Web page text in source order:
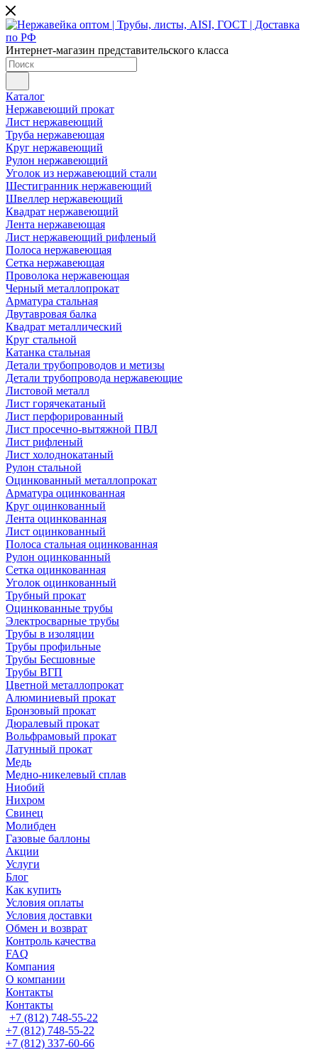
Интернет-магазин представительского класса
Каталог
Нержавеющий прокат
Лист нержавеющий
Труба нержавеющая
Круг нержавеющий
Рулон нержавеющий
Уголок из нержавеющий стали
Шестигранник нержавеющий
Швеллер нержавеющий
Квадрат нержавеющий
Лента нержавеющая
Лист нержавеющий рифленый
Полоса нержавеющая
Сетка нержавеющая
Проволока нержавеющая
Черный металлопрокат
Арматура стальная
Двутавровая балка
Квадрат металлический
Круг стальной
Катанка стальная
Детали трубопроводов и метизы
Детали трубопровода нержавеющие
Листовой металл
Лист горячекатаный
Лист перфорированный
Лист просечно-вытяжной ПВЛ
Лист рифленый
Лист холоднокатаный
Рулон стальной
Оцинкованный металлопрокат
Арматура оцинкованная
Круг оцинкованный
Лента оцинкованная
Лист оцинкованный
Полоса стальная оцинкованная
Рулон оцинкованный
Сетка оцинкованная
Уголок оцинкованный
Трубный прокат
Оцинкованные трубы
Электросварные трубы
Трубы в изоляции
Трубы профильные
Трубы Бесшовные
Трубы ВГП
Цветной металлопрокат
Алюминиевый прокат
Бронзовый прокат
Дюралевый прокат
Вольфрамовый прокат
Латунный прокат
Медь
Медно-никелевый сплав
Ниобий
Нихром
Свинец
Молибден
Газовые баллоны
Акции
Услуги
Блог
Как купить
Условия оплаты
Условия доставки
Обмен и возврат
Контроль качества
FAQ
Компания
О компании
Контакты
Контакты
+7 (812) 748-55-22
+7 (812) 748-55-22
+7 (812) 337-60-66